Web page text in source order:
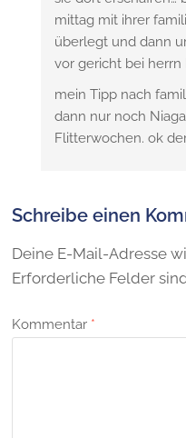
mittag mit ihrer
überlegt und dann
vor gericht bei herrn
mein Tipp nach
dann nur noch
Flitterwochen. ok
Schreibe einen
Deine E-Mail-Adresse
Erforderliche Felder
Kommentar *